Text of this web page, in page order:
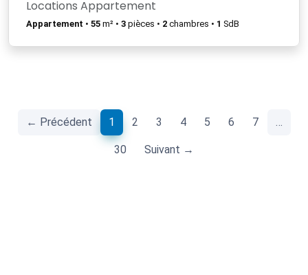
Locations Appartement
Appartement • 55 m² • 3 pièces • 2 chambres • 1 SdB
← Précédent 1 (current)
2 3 4 5 6 7 …
30 Suivant →